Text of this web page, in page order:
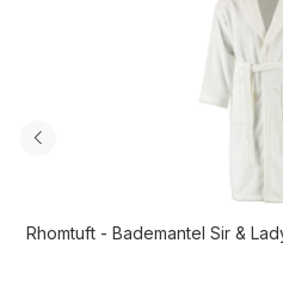
Rhomtuft - Bademantel Sir &